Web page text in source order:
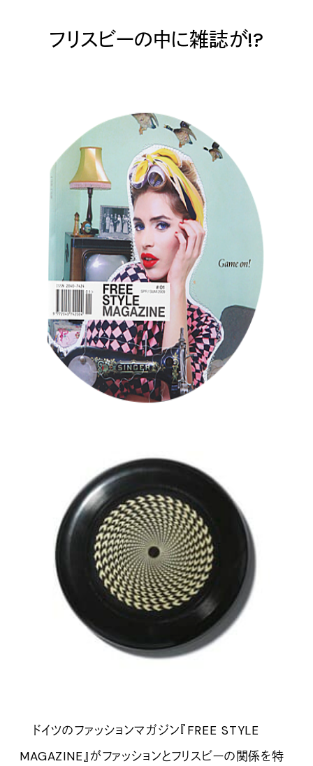
フリスビーの中に雑誌が!?
ドイツのファッションマガジン『FREE STYLE
MAGAZINE』がファッションとフリスビーの関係を特